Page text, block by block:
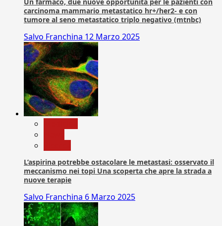
carcinoma mammario metastatico hr+/her2- e con
tumore al seno metastatico triplo negativo (mtnbc)
Salvo Franchina 12 Marzo 2025
L’aspirina potrebbe ostacolare le metastasi: osservato il
meccanismo nei topi Una scoperta che apre la strada a
nuove terapie
Salvo Franchina 6 Marzo 2025